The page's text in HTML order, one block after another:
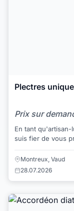
Plectres
Prix sur
En tant
suis fier de vous
Montreux, Vaud
28.07.2026